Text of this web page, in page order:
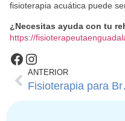
fisioterapia acuática puede
¿Necesitas ayuda con tu
https://
ANTERIOR